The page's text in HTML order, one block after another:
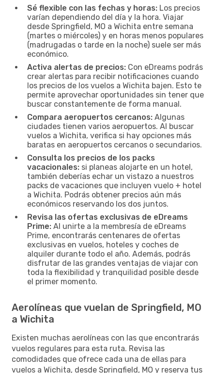
Sé flexible con las fechas y horas: Los precios
varían dependiendo del día y la hora. Viajar
desde Springfield, MO a Wichita entre semana
(martes o miércoles) y en horas menos populares
(madrugadas o tarde en la noche) suele ser más
económico.
Activa alertas de precios: Con eDreams podrás
crear alertas para recibir notificaciones cuando
los precios de los vuelos a Wichita bajen. Esto te
permite aprovechar oportunidades sin tener que
buscar constantemente de forma manual.
Compara aeropuertos cercanos: Algunas
ciudades tienen varios aeropuertos. Al buscar
vuelos a Wichita, verifica si hay opciones más
baratas en aeropuertos cercanos o secundarios.
Consulta los precios de los packs
vacacionales: si planeas alojarte en un hotel,
también deberías echar un vistazo a nuestros
packs de vacaciones que incluyen vuelo + hotel
a Wichita. Podrás obtener precios aún más
económicos reservando los dos juntos.
Revisa las ofertas exclusivas de eDreams
Prime: Al unirte a la membresía de eDreams
Prime, encontrarás centenares de ofertas
exclusivas en vuelos, hoteles y coches de
alquiler durante todo el año. Además, podrás
disfrutar de las grandes ventajas de viajar con
toda la flexibilidad y tranquilidad posible desde
el primer momento.
Aerolíneas que vuelan de Springfield, MO
a Wichita
Existen muchas aerolíneas con las que encontrarás
vuelos regulares para esta ruta. Revisa las
comodidades que ofrece cada una de ellas para
vuelos a Wichita, desde Springfield, MO y reserva tus